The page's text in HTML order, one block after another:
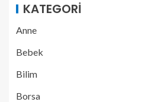
KATEGORI
Anne
Bebek
Bilim
Borsa